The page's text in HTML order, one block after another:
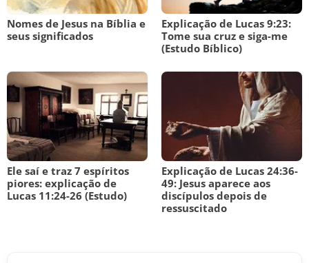
Nomes de Jesus na Bíblia e
seus significados
Explicação de Lucas 9:23:
Tome sua cruz e siga-me
(Estudo Bíblico)
Ele saí e traz 7 espíritos
piores: explicação de
Lucas 11:24-26 (Estudo)
Explicação de Lucas 24:36-
49: Jesus aparece aos
discípulos depois de
ressuscitado